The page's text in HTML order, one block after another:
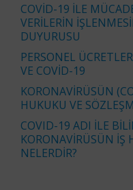
COVİD-19 İLE
VERİLERİN
DUYURUSU
PERSONEL
VE COVİD-19
KORONAVİRÜSÜN
HUKUKU VE
COVID-19 ADI İLE
KORONAVİRÜSÜN İŞ
NELERDİR?